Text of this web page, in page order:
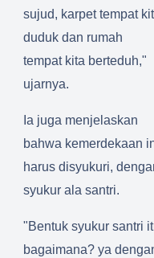
sujud, karpet tempat
duduk dan rumah
tempat kita berteduh,"
ujarnya.
Ia juga menjelaskan
bahwa kemerdekaan
harus disyukuri,
syukur ala santri.
"Bentuk syukur santri
bagaimana? ya